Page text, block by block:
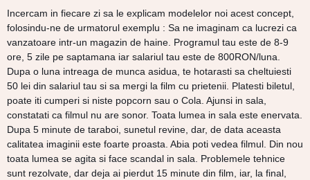
Incercam in fiecare zi sa le explicam modelelor noi acest concept,
folosindu-ne de urmatorul exemplu : Sa ne imaginam ca lucrezi ca
vanzatoare intr-un magazin de haine. Programul tau este de 8-9
ore, 5 zile pe saptamana iar salariul tau este de 800RON/luna.
Dupa o luna intreaga de munca asidua, te hotarasti sa cheltuiesti
50 lei din salariul tau si sa mergi la film cu prietenii. Platesti biletul,
poate iti cumperi si niste popcorn sau o Cola. Ajunsi in sala,
constatati ca filmul nu are sonor. Toata lumea in sala este enervata.
Dupa 5 minute de taraboi, sunetul revine, dar, de data aceasta
calitatea imaginii este foarte proasta. Abia poti vedea filmul. Din nou
toata lumea se agita si face scandal in sala. Problemele tehnice
sunt rezolvate, dar deja ai pierdut 15 minute din film, iar, la final,